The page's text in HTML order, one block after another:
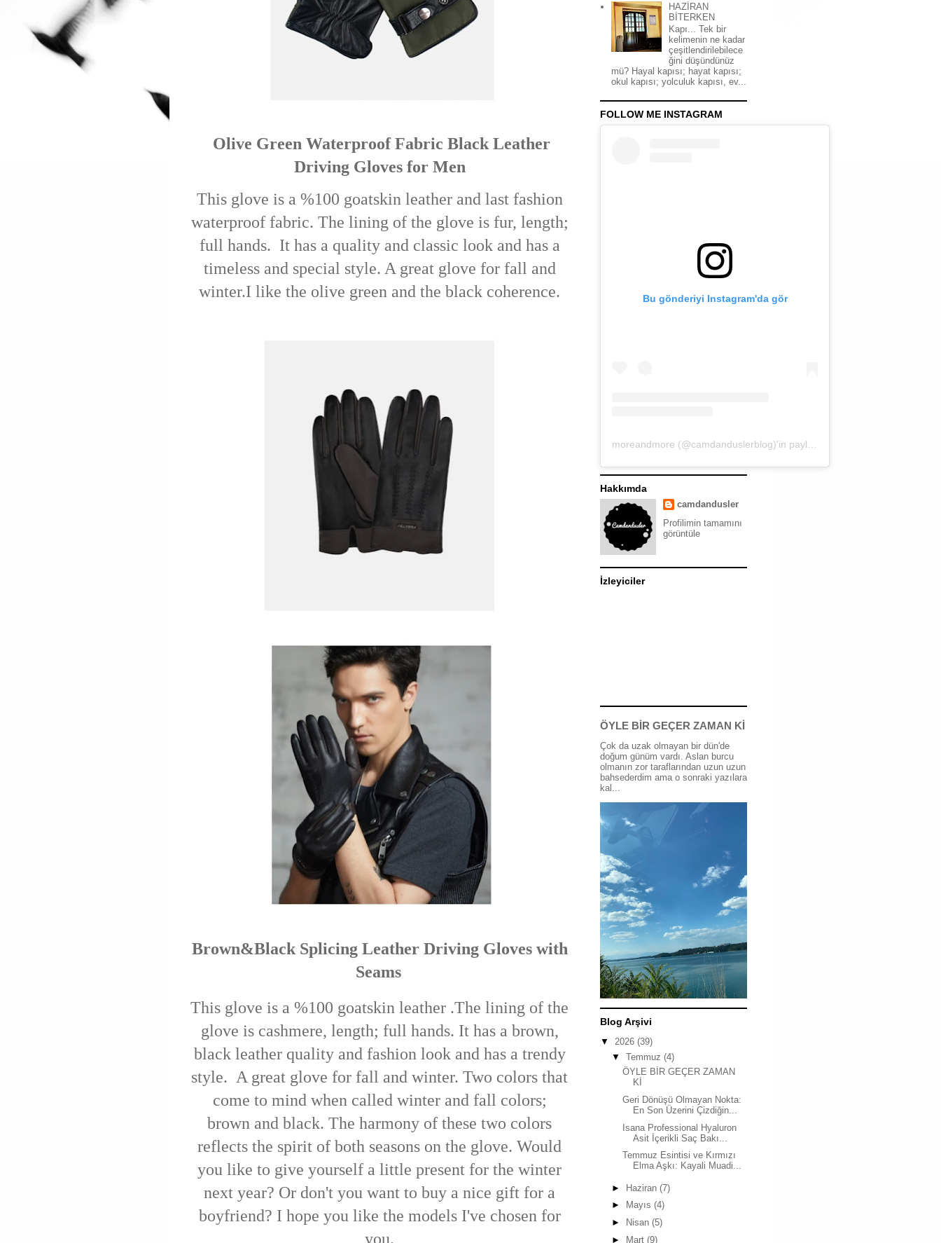
Olive Green Waterproof Fabric Black Leather
Driving Gloves for Men
This glove is a %100 goatskin leather and last fashion
waterproof fabric. The lining of the glove is fur, length;
full hands. It has a quality and classic look and has a
timeless and special style. A great glove for fall and
winter.I like the olive green and the black coherence.
Brown&Black Splicing Leather Driving Gloves with
Seams
This glove is a %100 goatskin leather .The lining of the
glove is cashmere, length; full hands. It has a brown,
black leather quality and fashion look and has a trendy
style. A great glove for fall and winter. Two colors that
come to mind when called winter and fall colors;
brown and black. The harmony of these two colors
reflects the spirit of both seasons on the glove. Would
you like to give yourself a little present for the winter
next year? Or don't you want to buy a nice gift for a
boyfriend? I hope you like the models I've chosen for
you.
HAZİRAN
BİTERKEN
Kapı... Tek bir
kelimenin ne kadar
çeşitlendirilebilece
ğini düşündünüz
mü? Hayal kapısı; hayat kapısı;
okul kapısı; yolculuk kapısı, ev...
FOLLOW ME INSTAGRAM
Bu gönderiyi Instagram'da gör
Hakkımda
camdandusler
Profilimin tamamını
görüntüle
İzleyiciler
ÖYLE BİR GEÇER ZAMAN Kİ
Çok da uzak olmayan bir dün'de
doğum günüm vardı. Aslan burcu
olmanın zor taraflarından uzun uzun
bahsederdim ama o sonraki yazılara
kal...
Blog Arşivi
▼ 2026 (39)
▼ Temmuz (4)
ÖYLE BİR GEÇER ZAMAN
Kİ
Geri Dönüşü Olmayan Nokta:
En Son Üzerini Çizdiğin...
Isana Professional Hyaluron
Asit İçerikli Saç Bakı...
Temmuz Esintisi ve Kırmızı
Elma Aşkı: Kayali Muadi...
► Haziran (7)
►
Mayıs (4)
►
Nisan (5)
►
Mart (9)